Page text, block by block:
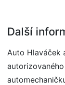
Další
Auto Hlaváček